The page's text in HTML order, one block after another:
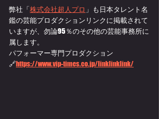
弊社「株式会社超人プロ 」も日本タレント名
鑑の芸能プロダクションリンクに掲載されて
いますが、勿論95％のその他の芸能事務所に
属します。
パフォーマー専門プロダクション
🔗https://www.vip-times.co.jp/linklinklink/